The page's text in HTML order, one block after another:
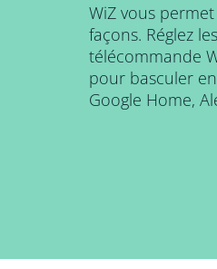
WiZ vous
façons. Réglez
télécommande
pour basculer
Google Home,